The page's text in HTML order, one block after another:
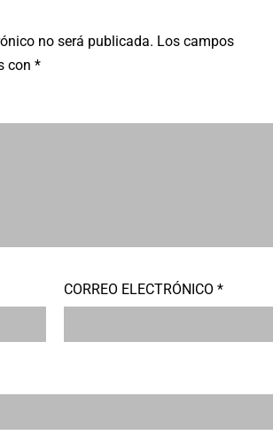
no será publicada. Los campos
con *
CORREO ELECTRÓNICO*